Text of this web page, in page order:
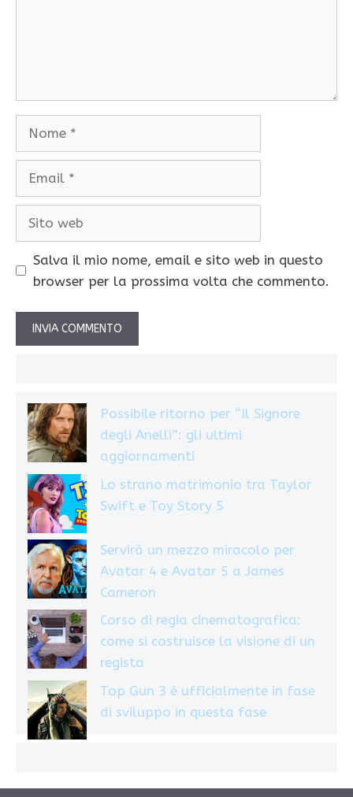
Salva il mio nome, email e sito web in questo
browser per la prossima volta che commento.
Possibile ritorno per “Il Signore
degli Anelli”: gli ultimi
aggiornamenti
Lo strano matrimonio tra Taylor
Swift e Toy Story 5
Servirà un mezzo miracolo per
Avatar 4 e Avatar 5 a James
Cameron
Corso di regia cinematografica:
come si costruisce la visione di un
regista
Top Gun 3 è ufficialmente in fase
di sviluppo in questa fase